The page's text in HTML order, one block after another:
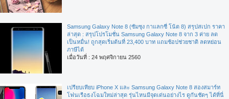
Samsung Galaxy Note 8 (ซัมซุง กาแลกซี่ โน้ต 8) สรุปสเปก ราคา
ล่าสุด : สรุปโปรโมชั่น Samsung Galaxy Note 8 จาก 3 ค่าย ลด
เป็นหมื่น! ถูกสุดเริ่มต้นที่ 23,400 บาท แถมช้อปช่วยชาติ ลดหย่อน
ภาษีได้
เมื่อวันที่ : 24 พฤศจิกายน 2560
เปรียบเทียบ iPhone X และ Samsung Galaxy Note 8 สองสมาร์ท
โฟนเรือธงโฉมใหม่ล่าสุด รุ่นไหนมีจุดเด่นอย่างไร ดูกันชัดๆ ได้ที่นี่